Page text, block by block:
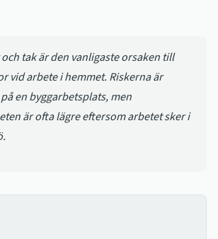
tak är den vanligaste orsaken till
vid arbete i hemmet. Riskerna är
en byggarbetsplats, men
är ofta lägre eftersom arbetet sker i